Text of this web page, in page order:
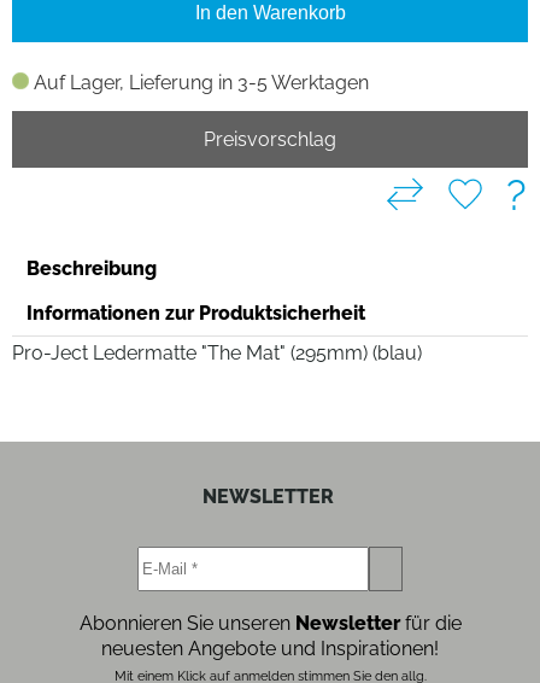
Auf Lager, Lieferung in 3-5 Werktagen
In den Warenkorb
Preisvorschlag
?
Beschreibung
Informationen zur Produktsicherheit
Pro-Ject Ledermatte "The Mat" (295mm) (blau)
NEWSLETTER
Abonnieren Sie unseren Newsletterfür die
neuesten Angebote und Inspirationen!
Mit einem Klick auf anmelden stimmen Sie den allg.